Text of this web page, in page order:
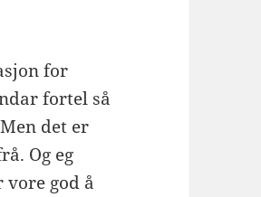
for
fortel så
det er
Og eg
god å